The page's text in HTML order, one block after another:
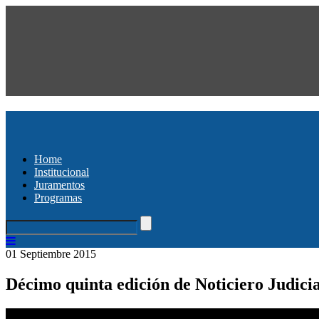
Home
Institucional
Juramentos
Programas
01 Septiembre 2015
Décimo quinta edición de Noticiero